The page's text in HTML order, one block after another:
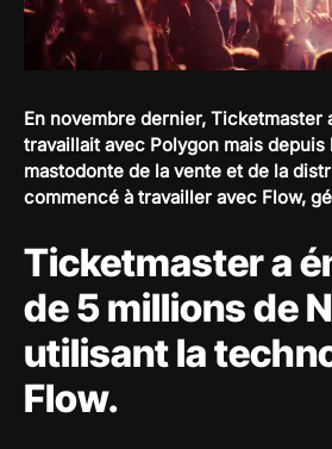
En novembre dernier, Ticketmaster
travaillait avec Polygon mais depuis
mastodonte de la vente et de la
commencé à travailler avec Flow,
Ticketmaster a
de 5 millions de
utilisant la
Flow.